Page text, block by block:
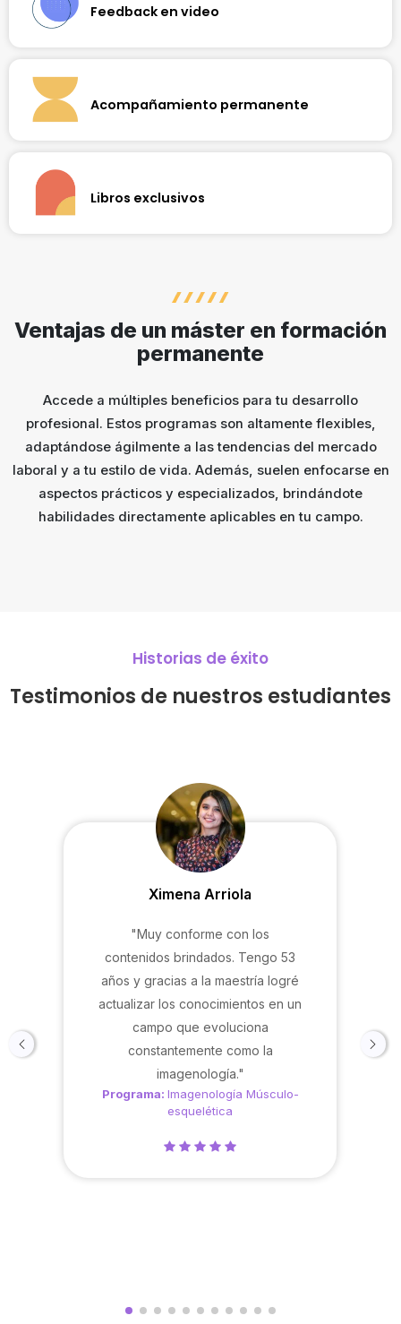
tu área.
Feedback en video
aprendizaje.
Acompañamiento permanente
soporte especializado.
Libros exclusivos
Ventajas de un máster en formación
permanente
Accede a múltiples beneficios para tu desarrollo
profesional. Estos programas son altamente flexibles,
adaptándose ágilmente a las tendencias del mercado
laboral y a tu estilo de vida. Además, suelen enfocarse en
aspectos prácticos y especializados, brindándote
habilidades directamente aplicables en tu campo.
Historias de éxito
Testimonios de nuestros estudiantes
Ximena Arriola
"Muy conforme con los
contenidos brindados. Tengo 53
años y gracias a la maestría logré
actualizar los conocimientos en un
campo que evoluciona
constantemente como la
imagenología."
Programa: Imagenología Músculo-
esquelética